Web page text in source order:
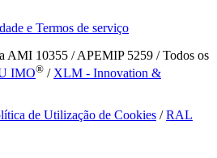
e Termos de serviço
AMI 10355 / APEMIP 5259 / Todos os
IMO® / XLM - Innovation &
de Utilização de Cookies /RAL